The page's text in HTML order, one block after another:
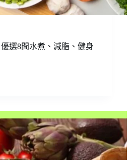
選8間水煮、減脂、健身